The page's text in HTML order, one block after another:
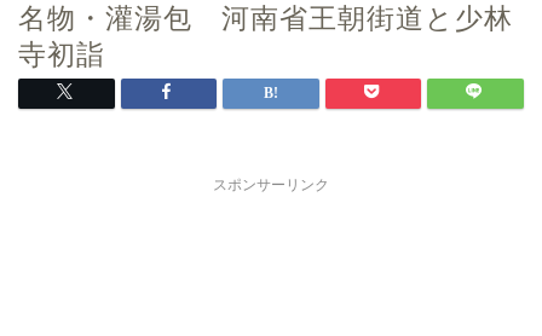
名物・灌湯包 河南省王朝街道と少林
寺初詣
スポンサーリンク